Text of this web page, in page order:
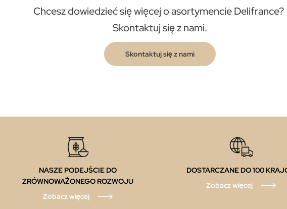
Chcesz dowiedzieć się więcej o asortymencie Delifrance?
Skontaktuj się z nami.
Skontaktuj się z nami
NASZE PODEJŚCIE DO
ZRÓWNOWAŻONEGO ROZWOJU
Zobacz więcej
DOSTARCZANE DO 100
Zobacz więcej